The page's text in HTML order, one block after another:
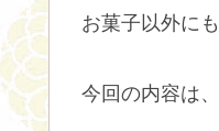
お菓子以外に
今回の内容は